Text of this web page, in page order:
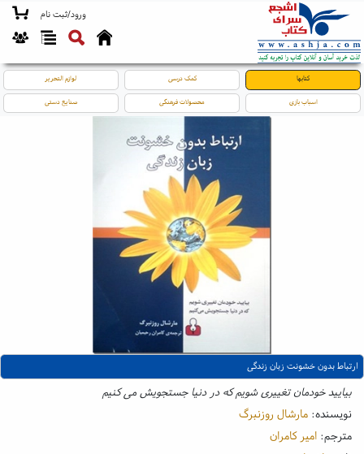
ورود/ثبت نام
کتابها کمک درسی لوازم التحریر
اسباب بازی محصولات فرهنگی صنایع دستی
ارتباط بدون خشونت زبان زندگی
بیایید خودمان تغییری شویم که در دنیا جستجویش می کنیم
نویسنده: مارشال روزنبرگ
مترجم: امیر کامران